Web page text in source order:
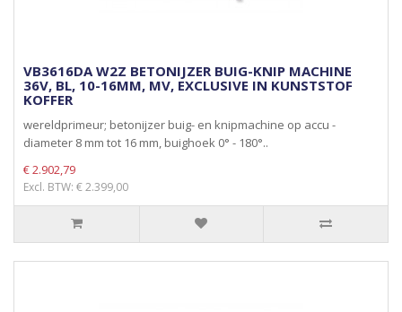
VB3616DA W2Z BETONIJZER BUIG-KNIP MACHINE
36V, BL, 10-16MM, MV, EXCLUSIVE IN KUNSTSTOF
KOFFER
wereldprimeur; betonijzer buig- en knipmachine op accu -
diameter 8 mm tot 16 mm, buighoek 0° - 180°..
€ 2.902,79
Excl. BTW: € 2.399,00